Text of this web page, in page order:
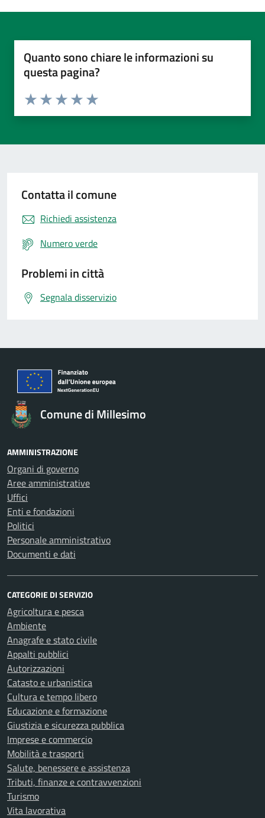
Quanto sono chiare le informazioni su
questa pagina?
Valuta da 1 a 5 stelle la pagina
Valuta 5 stelle su 5
Valuta 4 stelle su 5
Valuta 3 stelle su 5
Valuta 2 stelle su 5
Valuta 1 stelle su 5
Contatta il comune
Richiedi assistenza
Numero verde
Problemi in città
Segnala disservizio
Comune di Millesimo
AMMINISTRAZIONE
Organi di governo
Aree amministrative
Uffici
Enti e fondazioni
Politici
Personale amministrativo
Documenti e dati
CATEGORIE DI SERVIZIO
Agricoltura e pesca
Ambiente
Anagrafe e stato civile
Appalti pubblici
Autorizzazioni
Catasto e urbanistica
Cultura e tempo libero
Educazione e formazione
Giustizia e sicurezza pubblica
Imprese e commercio
Mobilità e trasporti
Salute, benessere e assistenza
Tributi, finanze e contravvenzioni
Turismo
Vita lavorativa